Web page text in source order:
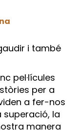
i també
pel·lícules
per a
a fer-nos
superació, la
manera